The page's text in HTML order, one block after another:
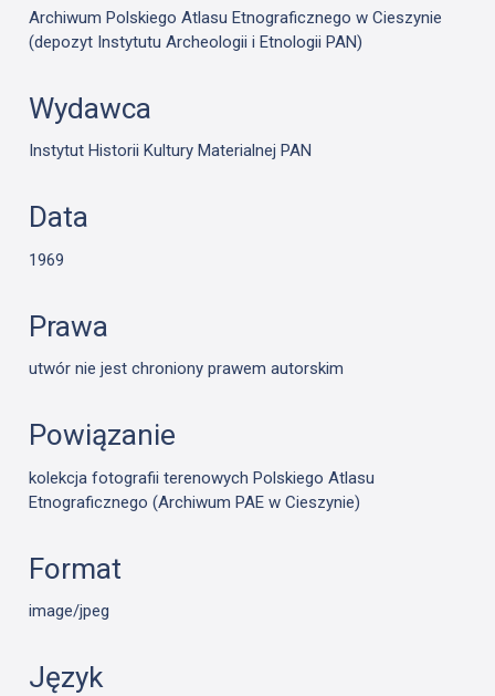
Archiwum Polskiego Atlasu Etnograficznego w Cieszynie
(depozyt Instytutu Archeologii i Etnologii PAN)
Wydawca
Instytut Historii Kultury Materialnej PAN
Data
1969
Prawa
utwór nie jest chroniony prawem autorskim
Powiązanie
kolekcja fotografii terenowych Polskiego Atlasu
Etnograficznego (Archiwum PAE w Cieszynie)
Format
image/jpeg
Język